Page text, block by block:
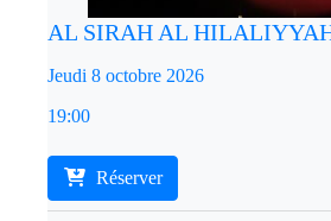
AL SIRAH AL
Jeudi 8 octobre 2026
19:00
Réserver